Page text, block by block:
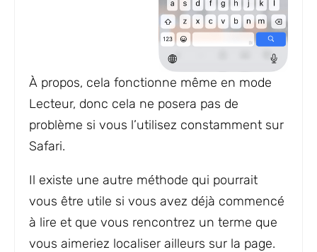
À propos, cela fonctionne même en mode
Lecteur, donc cela ne posera pas de
problème si vous l’utilisez constamment sur
Safari.
Il existe une autre méthode qui pourrait
vous être utile si vous avez déjà commencé
à lire et que vous rencontrez un terme que
vous aimeriez localiser ailleurs sur la page.